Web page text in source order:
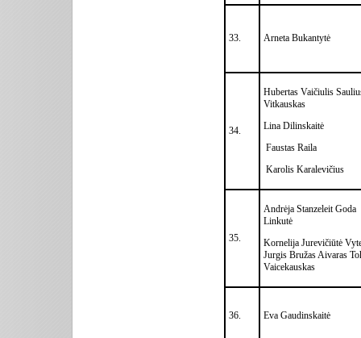
33. Arneta Bukantytė
34.
Hubertas Vaičiulis
Vitkauskas
Lina Dilinskaitė
Faustas Raila
Karolis Karalevičius
35.
Andrėja Stanzeleit Goda
Linkutė
Kornelija Jurevičiūtė
Jurgis Bružas Aivaras
Vaicekauskas
36. Eva Gaudinskaitė